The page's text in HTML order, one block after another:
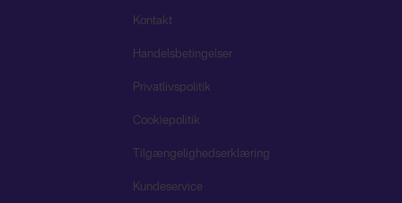
Kontakt
Handelsbetingelser
Privatlivspolitik
Cookiepolitik
Tilgængelighedserklæring
Kundeservice